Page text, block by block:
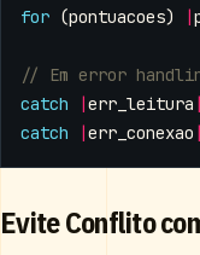
for (pontuacoes) |
catch
|err_leitura |
catch
|err_conexao |
Evite Conflito